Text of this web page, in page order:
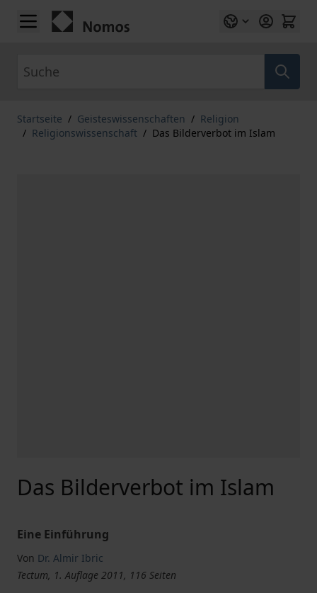
Zum Inhalt springen
Startseite / Geisteswissenschaften / Religion
/ Religionswissenschaft / Das Bilderverbot im Islam
Das Bilderverbot im Islam
Eine Einführung
Von Dr. Almir Ibric
Tectum, 1. Auflage 2011, 116 Seiten